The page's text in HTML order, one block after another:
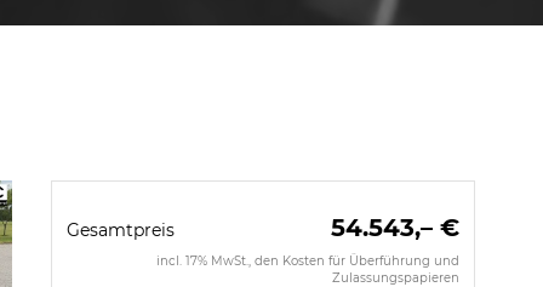
Gesamtpreis 54.543,– €
incl. 17% MwSt., den Kosten für Überführung und
Zulassungspapieren